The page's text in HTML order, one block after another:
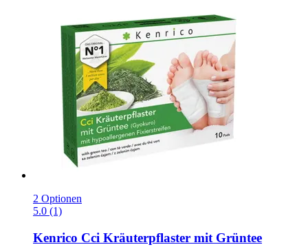
2 Optionen
5.0 (1)
Kenrico Cci Kräuterpflaster mit Grüntee